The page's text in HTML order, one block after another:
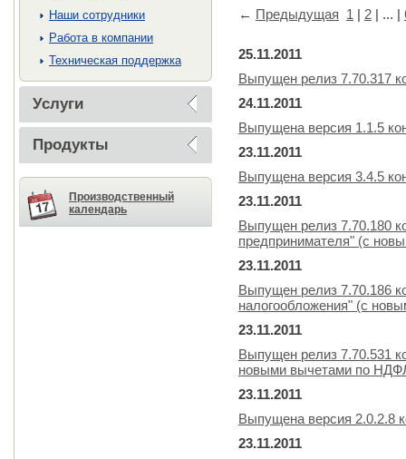
Наши сотрудники
Работа в компании
Техническая поддержка
Услуги
Продукты
Производственный
календарь
← Предыдущая 1 | 2 | ... |
25.11.2011
Выпущен релиз 7.70.317
24.11.2011
Выпущена версия 1.1.5
23.11.2011
Выпущена версия 3.4.5
23.11.2011
Выпущен релиз 7.70.180
предпринимателя" (с
23.11.2011
Выпущен релиз 7.70.186
налогообложения" (с
23.11.2011
Выпущен релиз 7.70.531
новыми вычетами по
23.11.2011
Выпущена версия 2.0.2.8
23.11.2011